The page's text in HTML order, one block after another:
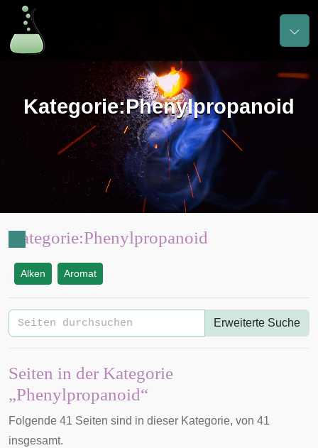
Kategorie:Phenylpropanoid
Kategorie:Phenylpropanoid
Alken Aromat
Erweiterte Suche
Seiten in der Kategorie
„Phenylpropanoid“
Folgende 41 Seiten sind in dieser Kategorie, von 41
insgesamt.